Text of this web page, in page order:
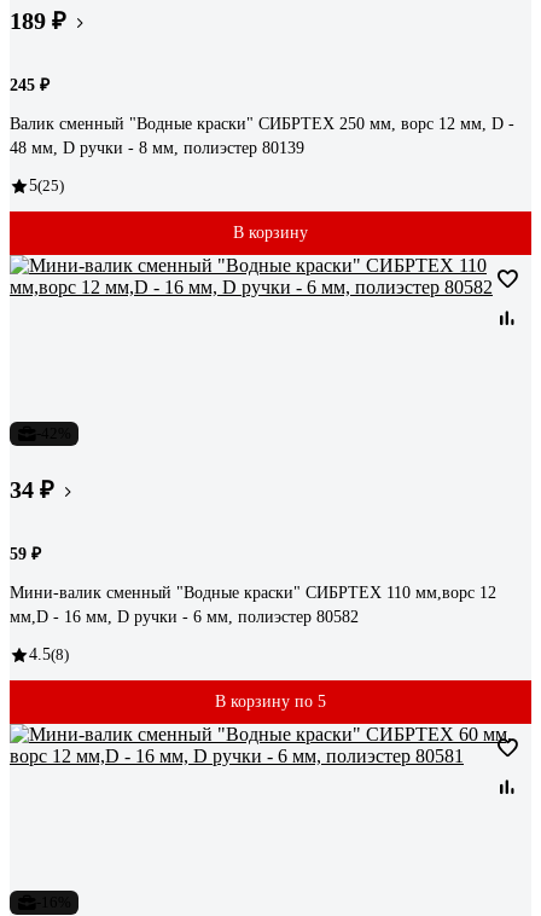
189 ₽
245 ₽
Валик сменный "Водные краски" СИБРТЕХ 250 мм, ворс 12 мм, D -
48 мм, D ручки - 8 мм, полиэстер 80139
5(25)
В корзину
34 ₽
59 ₽
Мини-валик сменный "Водные краски" СИБРТЕХ 110 мм,ворс 12
мм,D - 16 мм, D ручки - 6 мм, полиэстер 80582
4.5(8)
В корзину по 5